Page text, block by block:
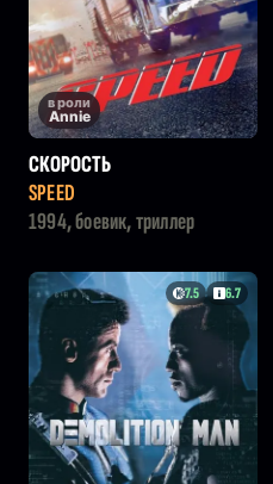
в роли
Annie
СКОРОСТЬ
SPEED
1994, боевик, триллер
7.5 6.7